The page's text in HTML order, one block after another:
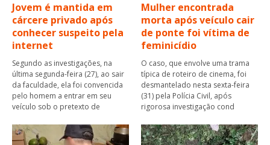
Jovem é mantida em
cárcere privado após
conhecer suspeito pela
internet
Segundo as investigações, na
última segunda-feira (27), ao sair
da faculdade, ela foi convencida
pelo homem a entrar em seu
veículo sob o pretexto de
Mulher encontrada
morta após veículo cair
de ponte foi vítima de
feminicídio
O caso, que envolve uma trama
típica de roteiro de cinema, foi
desmantelado nesta sexta-feira
(31) pela Polícia Civil, após
rigorosa investigação cond